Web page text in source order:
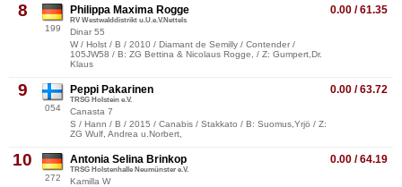
8
199
0.00 / 61.35
Philippa Maxima Rogge
RV Westwalddistrikt u.U.e.V.Nettels
Dinar 55
W / Holst / B / 2010 / Diamant de Semilly / Contender /
105JW58 / B: ZG Bettina & Nicolaus Rogge, / Z: Gumpert,Dr.
Klaus
9
054
0.00 / 63.72
Peppi Pakarinen
TRSG Holstein e.V.
Canasta 7
S / Hann / B / 2015 / Canabis / Stakkato / B: Suomus,Yrjö / Z:
ZG Wulf, Andrea u.Norbert,
10
272
0.00 / 64.19
Antonia Selina Brinkop
TRSG Holstenhalle Neumünster e.V.
Kamilla W